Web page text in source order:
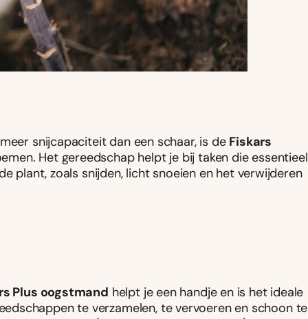
snijcapaciteit dan een schaar, is de Fiskars
Het gereedschap helpt je bij taken die essentieel
plant, zoals snijden, licht snoeien en het verwijderen
Plus oogstmand helpt je een handje en is het ideale
te verzamelen, te vervoeren en schoon te